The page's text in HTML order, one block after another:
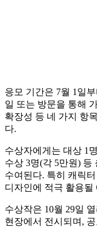
응모 기간은 7월 1일
일 또는 방문을 통해
확장성 등 네 가지 항
다.
수상자에게는 대상 1
수상 3명(각 5만원) 등
수여된다. 특히 캐릭
디자인에 적극 활용될
수상작은 10월 29일
현장에서 전시되며,